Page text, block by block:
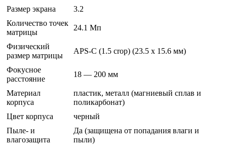
Размер экрана
3.2
Количество точек
матрицы
24.1 Мп
Физический
размер матрицы
APS-C (1.5 crop) (23.5 x 15.6 мм)
Фокусное
расстояние
18 — 200 мм
Материал
корпуса
пластик, металл (магниевый сплав и
поликарбонат)
Цвет корпуса
черный
Пыле- и
влагозащита
Да (защищена от попадания влаги и
пыли)